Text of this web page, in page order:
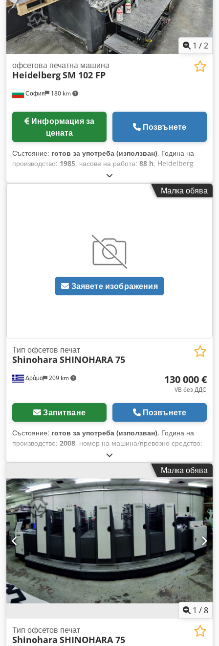
1 /2
София 180 km
офсетовa печатнa машинa
HeidelbergSM 102 FP
Информация за
цената
Позвънете
Състояние: готов за употреба (използван), Година на
производство: 1985, часове на работа: 88 h, Heidelberg
Speedmaster 102 FPP – модел от 1985 г. – 88 милиона
отпечатвания Технически спецификации Брой цветове: 5
цвята. Конфигурация на обръщане: Обозначението „PP“
листа: 720 x 1 020 мм (около 28 x 40 инча). Минимален
размер на листа: 280 x 420 мм (прав печат) или 400 x 420
мм (перфектен печат). Производствена скорост: до 13 000
листа на час. Alcolor овлажняваща система: Система за
непрекъснато овлажняване за балансирано разпределение
на мастило и вода. CPC 1.02: Контролен пулт за
дистанционно управление на мастилото и регистъра.
Малка обява
Заявете изображения
Δράμα 209 km
Тип офсетов печат
Shinohara SHINOHARA 75
130 000 €
VB без ДДС
Запитване Позвънете
Състояние: готов за употреба (използван), Година на
производство: 2008, номер на машина/превозно средство:
вода
ДВУСТРАНЕН (1+4 ЦВЯТА) CIP3. АВТОМАТИЧНО
ПРЕМИНАВАНЕ НА ПЛАТА, АВТОМАТИЧНО ИЗМИВАНЕ. UV
ЛАМПИ. ВОДНА ОХЛАЖДАЩА УСТАНОВКА С
АВТОМАТИЧНО СМЕСВАНЕ НА АЛКОХОЛ PH.
АВТОМАТИЧНИ ИЗМЕРВАНИЯ. С МАШИНАТА СЕ
ПРЕДЛАГА И МАШИНА ЗА НАВИВАНЕ НА ПОЧИСТВАЩИ
РОЛКИ. Dksdpfx Aaetvmrbj Tjr ЕНИГАТОР ЗА ПАЛЕТИ. 2
КАЛИБРОВАЧНИ УСТРОЙСТВА. 20 РЕЗЕРВНИ ВАЛОВЕ.
РАБОТЕН ПРОБЕГ: 4 600 000 ОТПЕЧАТЪКА.
Малка обява
1 /8
Тип офсетов печат
Shinohara SHINOHARA 75